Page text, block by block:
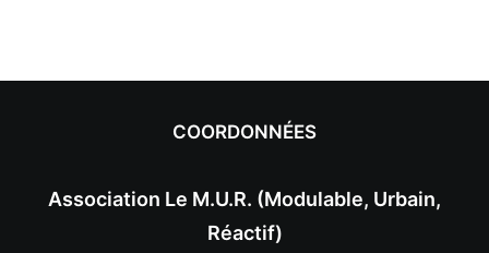
COORDONNÉES
Association Le M.U.R. (Modulable, Urbain,
Réactif)